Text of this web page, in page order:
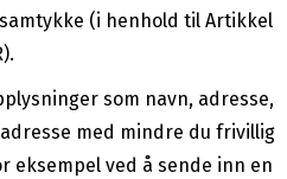
(i henhold til Artikkel
som navn, adresse,
med mindre du frivillig
eksempel ved å sende inn en